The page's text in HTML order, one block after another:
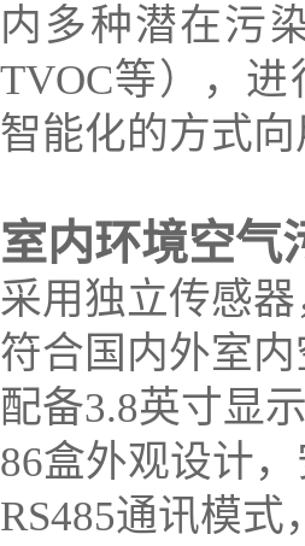
内多种潜在污
TVOC等），
智能化的方式
室内环境空气
采用独立传感
符合国内外室
配备3.8英寸显
86盒外观设计，
RS485通讯模式